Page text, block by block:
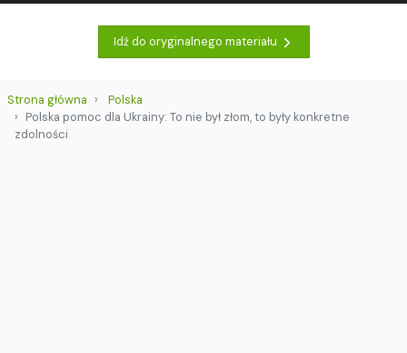
Idź do oryginalnego materiału
Strona główna
Polska
Polska pomoc dla Ukrainy: To nie był złom, to były konkretne
zdolności